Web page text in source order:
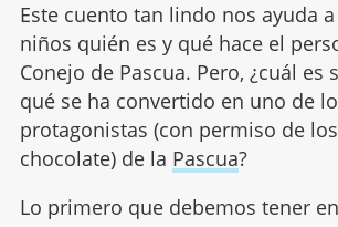
Este cuento tan lindo nos ayuda
niños quién es y qué hace el
Conejo de Pascua. Pero, ¿cuál es
qué se ha convertido en uno de
protagonistas (con permiso de
chocolate) de la Pascua?
Lo primero que debemos tener